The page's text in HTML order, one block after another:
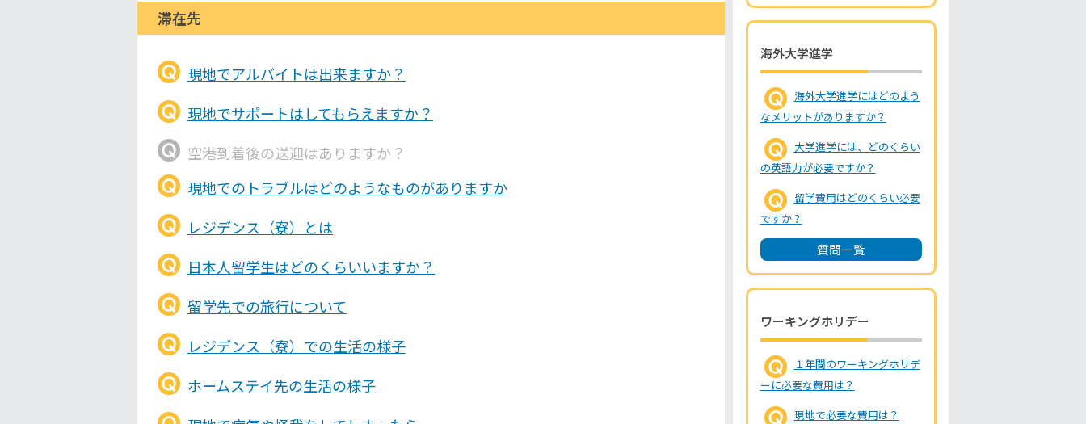
滞在先
現地でアルバイトは出来ますか？
現地でサポートはしてもらえますか？
空港到着後の送迎はありますか？
現地でのトラブルはどのようなものがありますか
レジデンス（寮）とは
日本人留学生はどのくらいいますか？
留学先での旅行について
レジデンス（寮）での生活の様子
ホームステイ先の生活の様子
海外大学進学
海外大学進学にはどのよう
なメリットがありますか？
大学進学には、どのくらい
の英語力が必要ですか？
留学費用はどのくらい必要
ですか？
質問一覧
ワーキングホリデー
１年間のワーキングホリデ
ーに必要な費用は？
現地で必要な費用は？